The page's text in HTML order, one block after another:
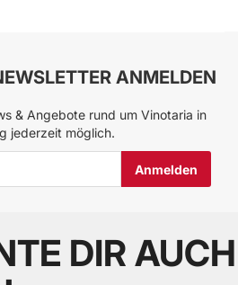
ANMELDEN
& Angebote rund um Vinotaria in
jederzeit möglich.
DIR AUCH